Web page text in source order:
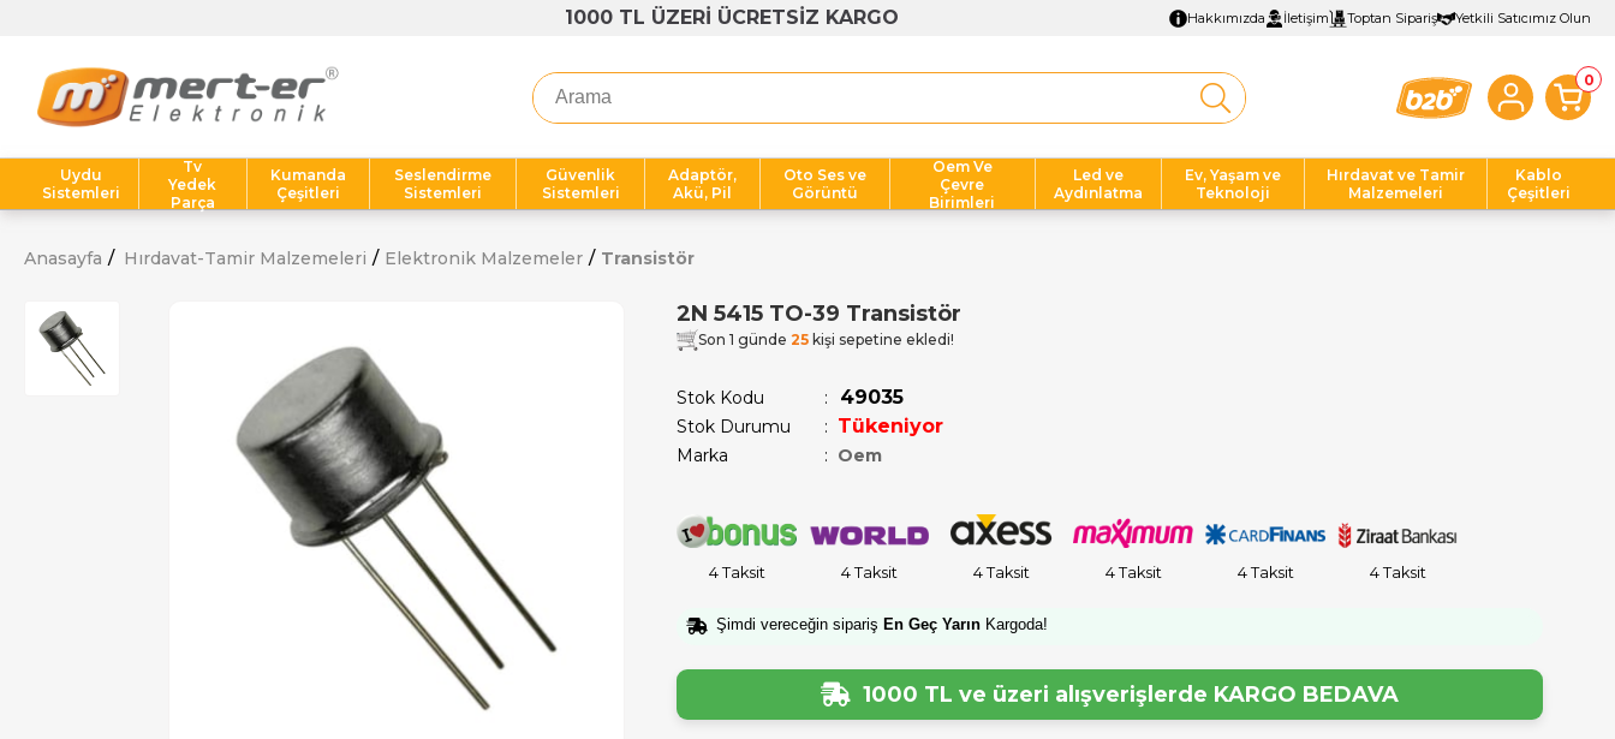
1000 TL ÜZERİ ÜCRETSİZ KARGO Hakkımızda İletişim Toptan Sipariş Yetkili Satıcımız Olun
0
Uydu
Sistemleri
Tv
Yedek
Parça
Kumanda
Çeşitleri
Seslendirme
Sistemleri
Güvenlik
Sistemleri
Adaptör,
Akü, Pil
Oto Ses ve
Görüntü
Oem Ve
Çevre
Birimleri
Led ve
Aydınlatma
Ev, Yaşam ve
Teknoloji
Hırdavat ve Tamir
Malzemeleri
Kablo
Çeşitleri
Anasayfa Hırdavat-Tamir Malzemeleri Elektronik Malzemeler Transistör
2N 5415 TO-39 Transistör
Son 1 günde 25 kişi sepetine ekledi!
Stok Kodu 49035
Stok Durumu : Tükeniyor
Marka : Oem
4 Taksit 4 Taksit 4 Taksit 4 Taksit 4 Taksit 4 Taksit
Şimdi vereceğin sipariş En Geç Yarın Kargoda!
1000 TL ve üzeri alışverişlerde KARGO BEDAVA